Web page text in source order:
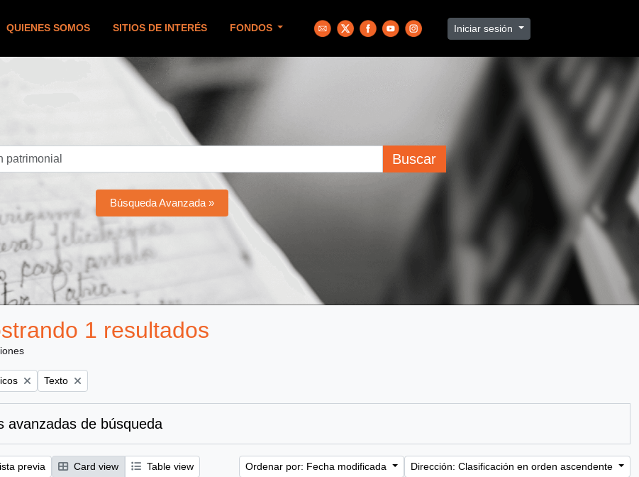
QUIENES SOMOS SITIOS DE INTERÉS FONDOS Iniciar sesión
Buscar
Búsqueda Avanzada »
1 resultados
Remove filter:
Texto
avanzadas de búsqueda
previa Card view Table view Ordenar por: Fecha modificada Dirección: Clasificación en orden ascendente